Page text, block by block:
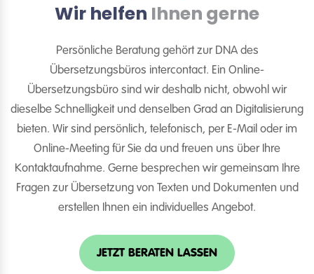
Wir helfen Ihnen gerne
Persönliche Beratung gehört zur DNA des
Übersetzungsbüros intercontact. Ein Online-
Übersetzungsbüro sind wir deshalb nicht, obwohl wir
dieselbe Schnelligkeit und denselben Grad an Digitalisierung
bieten. Wir sind persönlich, telefonisch, per E-Mail oder im
Online-Meeting für Sie da und freuen uns über Ihre
Kontaktaufnahme. Gerne besprechen wir gemeinsam Ihre
Fragen zur Übersetzung von Texten und Dokumenten und
erstellen Ihnen ein individuelles Angebot.
JETZT BERATEN LASSEN